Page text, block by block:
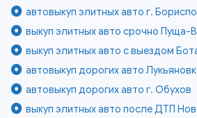
автовыкуп элитных авто г.
выкуп элитных авто срочно Пуща-
выкуп элитных авто с выездом
автовыкуп дорогих авто
автовыкуп дорогих авто г. Обухов
выкуп элитных авто после ДТП